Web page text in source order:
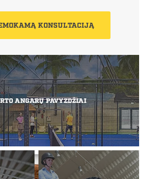
KONSULTACIJĄ
ANGARŲ PAVYZDŽIAI